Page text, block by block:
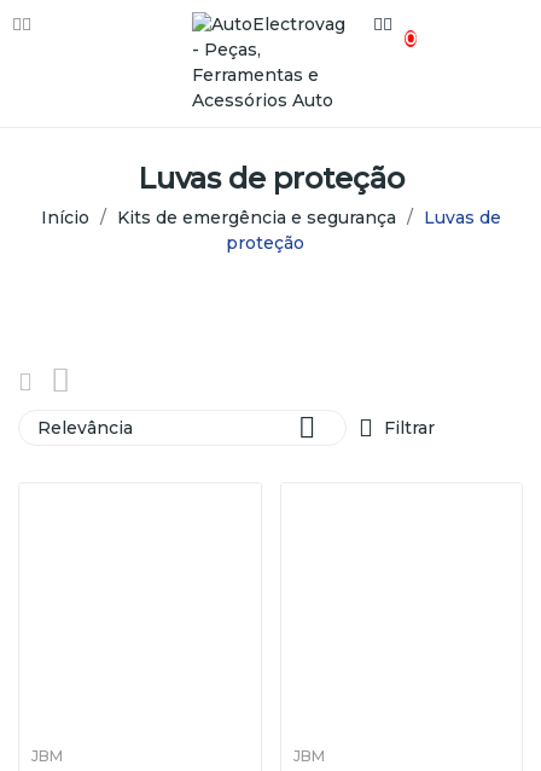
0
Luvas de proteção
Início Kits de emergência e segurança
Luvas de
proteção
Relevância  Filtrar
JBM JBM